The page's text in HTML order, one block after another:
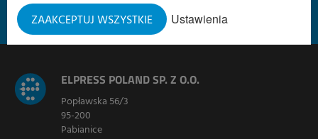
Ustawienia
ZAAKCEPTUJ WSZYSTKIE FOR HYGIENE
ELPRESS POLAND SP. Z O.O.
Popławska 56/3
95-200
Pabianice